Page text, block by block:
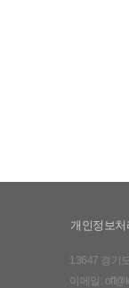
개인정보처
13647 경기
이메일: